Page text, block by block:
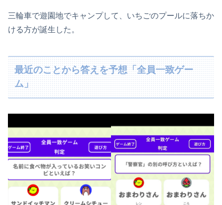
三輪車で遊園地でキャンプして、いちごのプールに落ちか
ける方が誕生した。
最近のことから答えを予想「全員一致ゲー
ム」